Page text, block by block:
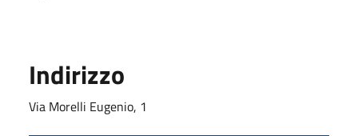
Indirizzo
Via Morelli Eugenio, 1